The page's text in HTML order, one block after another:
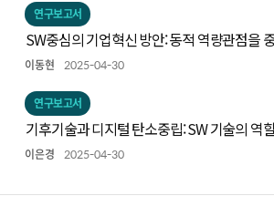
연구보고서
SW중심의 기업혁신 방안: 동적 역량관점을
이동현 2025-04-30
연구보고서
기후기술과 디지털 탄소중립: SW
이은경 2025-04-30